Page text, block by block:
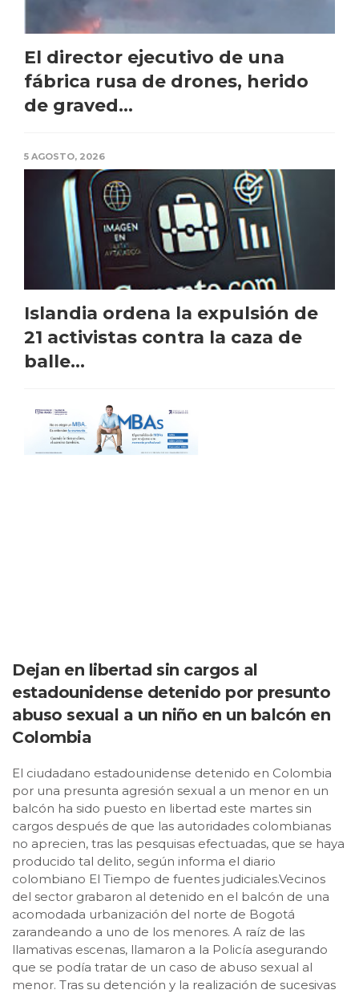
El director ejecutivo de una
fábrica rusa de drones, herido
de graved...
5 AGOSTO, 2026
Islandia ordena la expulsión de
21 activistas contra la caza de
balle...
Dejan en libertad sin cargos al
estadounidense detenido por presunto
abuso sexual a un niño en un balcón en
Colombia
El ciudadano estadounidense detenido en Colombia
por una presunta agresión sexual a un menor en un
balcón ha sido puesto en libertad este martes sin
cargos después de que las autoridades colombianas
no aprecien, tras las pesquisas efectuadas, que se haya
producido tal delito, según informa el diario
colombiano El Tiempo de fuentes judiciales.Vecinos
del sector grabaron al detenido en el balcón de una
acomodada urbanización del norte de Bogotá
zarandeando a uno de los menores. A raíz de las
llamativas escenas, llamaron a la Policía asegurando
que se podía tratar de un caso de abuso sexual al
menor. Tras su detención y la realización de sucesivas